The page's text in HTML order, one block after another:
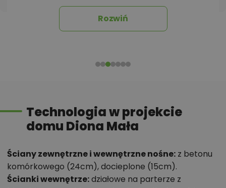
estetykę. Dzięki praktycznej powierzchni użytkowej
(124,14 m²) jest idealnym rozwiązaniem dla osób w
każdym wieku, również dzieci oraz seniorów.
pięcioosobowa rodzina.
budynku jest prostopadła do drogi.
Duże przeszklenia w projekcie Diona
Mała
Na szczególną uwagę zasługują tutaj między innymi
Rozwiń
Technologia w projekcie
domu Diona Mała
Ściany zewnętrzne i wewnętrzne nośne: z betonu
komórkowego (24cm), docieplone (15cm).
Ścianki wewnętrze:działowe na parterze z